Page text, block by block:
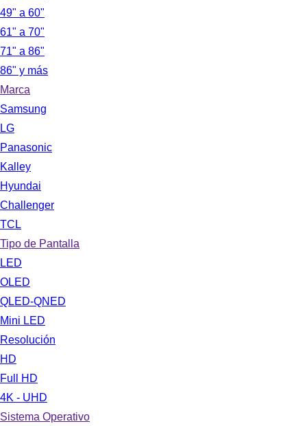
49" a 60"
61" a 70"
71" a 86"
86" y más
Marca
Samsung
LG
Panasonic
Kalley
Hyundai
Challenger
TCL
Tipo de Pantalla
LED
OLED
QLED-QNED
Mini LED
Resolución
HD
Full HD
4K - UHD
Sistema Operativo